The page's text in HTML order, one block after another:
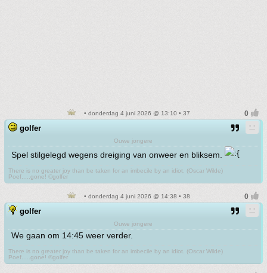
• donderdag 4 juni 2026 @ 13:10 • 37
golfer
Ouwe jongere
Spel stilgelegd wegens dreiging van onweer en bliksem.
There is no greater joy than be taken for an imbecile by an idiot. (Oscar Wilde)
Poef.....gone! ©golfer
• donderdag 4 juni 2026 @ 14:38 • 38
golfer
Ouwe jongere
We gaan om 14:45 weer verder.
There is no greater joy than be taken for an imbecile by an idiot. (Oscar Wilde)
Poef.....gone! ©golfer